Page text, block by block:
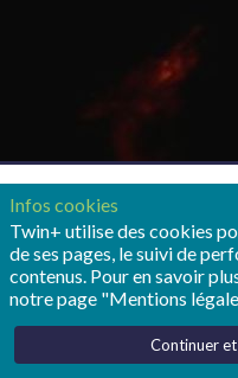
Publié le 27 janvier 2025
0
J'aime
Ajouter à ma bibliothèque
Quel rôle pour les
numériques dans
Infos cookies
Twin+ utilise des cookies
de ses pages, le suivi de
contenus. Pour en savoir
notre page "Mentions
Continuer